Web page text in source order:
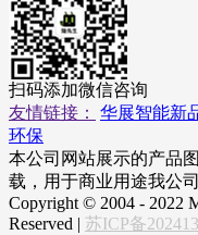
扫码添加微信咨询
友情链接：
华展智能新
环保
本公司网站展示的产品
载，用于商业用途我公
Copyright © 2004 -
Reserved | 苏ICP备